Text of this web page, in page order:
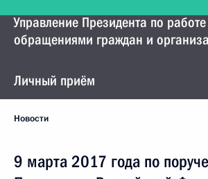
Управление Президента по
обращениями граждан и
Личный приём
Новости
9 марта 2017 года по